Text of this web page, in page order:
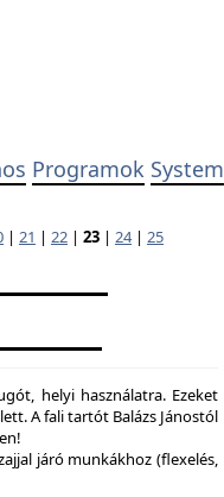
Programok System
| 21 | 22 | 23 | 24| 25
helyi használatra. Ezeket
A fali tartót Balázs Jánostól
járó munkákhoz (flexelés,